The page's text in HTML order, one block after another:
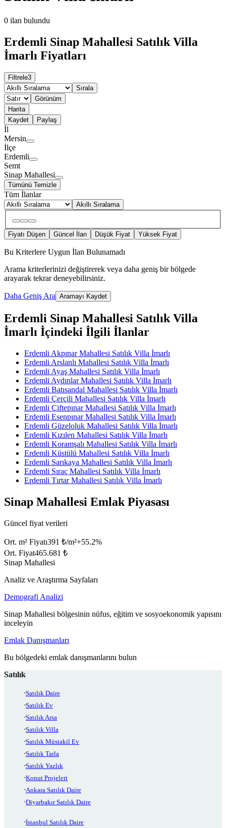
0 ilan bulundu
Erdemli Sinap Mahallesi Satılık Villa
İmarlı Fiyatları
Filtrele3
Sırala
Görünüm
Harita
Kaydet
Paylaş
İl
Mersin
İlçe
Erdemli
Semt
Sinap Mahallesi
Tümünü Temizle
Tüm İlanlar
Akıllı Sıralama
Fiyatı Düşen Güncel İlan Düşük Fiyat Yüksek Fiyat
Bu Kriterlere Uygun İlan Bulunamadı
Arama kriterlerinizi değiştirerek veya daha geniş bir bölgede
arayarak tekrar deneyebilirsiniz.
Daha Geniş Ara Aramayı Kaydet
Erdemli Sinap Mahallesi Satılık Villa
İmarlı İçindeki İlgili İlanlar
Erdemli Akpınar Mahallesi Satılık Villa İmarlı
Erdemli Arslanlı Mahallesi Satılık Villa İmarlı
Erdemli Ayaş Mahallesi Satılık Villa İmarlı
Erdemli Aydınlar Mahallesi Satılık Villa İmarlı
Erdemli Batısandal Mahallesi Satılık Villa İmarlı
Erdemli Çerçili Mahallesi Satılık Villa İmarlı
Erdemli Çiftepınar Mahallesi Satılık Villa İmarlı
Erdemli Esenpınar Mahallesi Satılık Villa İmarlı
Erdemli Güzeloluk Mahallesi Satılık Villa İmarlı
Erdemli Kızılen Mahallesi Satılık Villa İmarlı
Erdemli Koramşalı Mahallesi Satılık Villa İmarlı
Erdemli Küstülü Mahallesi Satılık Villa İmarlı
Erdemli Sarıkaya Mahallesi Satılık Villa İmarlı
Erdemli Sıraç Mahallesi Satılık Villa İmarlı
Erdemli Tırtar Mahallesi Satılık Villa İmarlı
Sinap Mahallesi Emlak Piyasası
Güncel fiyat verileri
Ort. m² Fiyatı391 ₺/m²+55.2%
Ort. Fiyat465.681 ₺
Sinap Mahallesi
Analiz ve Araştırma Sayfaları
Demografi Analizi
Sinap Mahallesi bölgesinin nüfus, eğitim ve sosyoekonomik yapısını
inceleyin
Emlak Danışmanları
Bu bölgedeki emlak danışmanlarını bulun
Satılık
Satılık Daire
Satılık Ev
Satılık Arsa
Satılık Villa
Satılık Müstakil Ev
Satılık Tarla
Satılık Yazlık
Konut Projeleri
Ankara Satılık Daire
Diyarbakır Satılık Daire
İstanbul Satılık Daire